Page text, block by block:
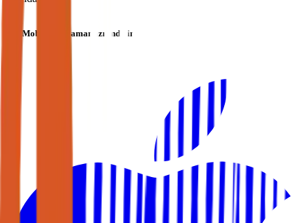
Mobil Uygulamamızı İndirin